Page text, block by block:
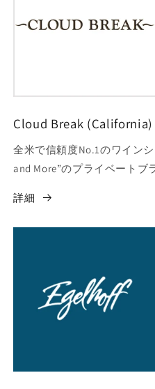
Cloud Break (California)
全米で信頼度No.1のワイン
and More”のプライベートブ
詳細